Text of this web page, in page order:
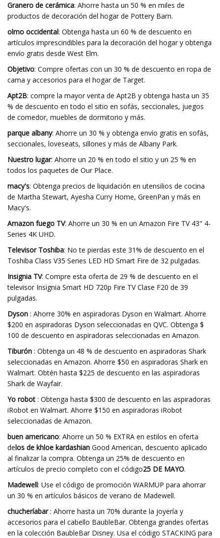
Granero de cerámica: Ahorre hasta un 50 % en miles de
productos de decoración del hogar de Pottery Barn.
olmo occidental: Obtenga hasta un 60 % de descuento en
artículos imprescindibles para la decoración del hogar y obtenga
envío gratis desde West Elm.
Objetivo: Compre ofertas con un 30 % de descuento en ropa de
cama y accesorios para el hogar de Target.
Apt2B: compre la mayor venta de Apt2B y obtenga hasta un 35
% de descuento en todo el sitio en sofás, seccionales, juegos
de comedor, muebles de dormitorio y más.
parque albany: Ahorre un 30 % y obtenga envío gratis en sofás,
seccionales, loveseats, sillones y más de Albany Park.
Nuestro lugar: Ahorre un 20 % en todo el sitio y un 25 % en
todos los paquetes de Our Place.
macy's: Obtenga precios de liquidación en utensilios de cocina
de Martha Stewart, Ayesha Curry Home, GreenPan y más en
Macy's.
Amazon fuego TV: Ahorre un 30 % en un Amazon Fire TV 43" 4-
Series 4K UHD.
Televisor Toshiba: No te pierdas este 31% de descuento en el
Toshiba Class V35 Series LED HD Smart Fire de 32 pulgadas.
Insignia TV: Compre esta oferta de 29 % de descuento en el
televisor Insignia Smart HD 720p Fire TV Clase F20 de 39
pulgadas.
Dyson : Ahorre 30% en aspiradoras Dyson en Walmart. Ahorre
$200 en aspiradoras Dyson seleccionadas en QVC. Obtenga $
100 de descuento en aspiradoras seleccionadas en Amazon.
Tiburón : Obtenga un 48 % de descuento en aspiradoras Shark
seleccionadas en Amazon. Ahorre $50 en aspiradoras Shark en
Walmart. Obtén hasta $225 de descuento en las aspiradoras
Shark de Wayfair.
Yo robot : Obtenga hasta $300 de descuento en las aspiradoras
iRobot en Walmart. Ahorre $150 en aspiradoras iRobot
seleccionadas de Amazon.
buen americano: Ahorre un 50 % EXTRA en estilos en oferta
delos de khloe kardashian Good American, descuento aplicado
al finalizar la compra. Obtenga un 25% de descuento en
artículos de precio completo con el código25 DE MAYO.
Madewell: Use el código de promoción WARMUP para ahorrar
un 30 % en artículos básicos de verano de Madewell.
chucheríabar: Ahorre hasta un 70% durante la joyería y
accesorios para el cabello BaubleBar. Obtenga grandes ofertas
en la colección BaubleBar Disney. Usa el código STACKING para